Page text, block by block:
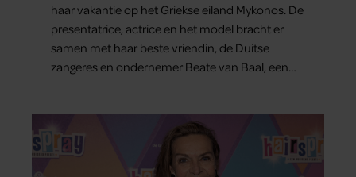
haar vakantie op het Griekse eiland Mykonos. De
presentatrice, actrice en het model bracht er
samen met haar beste vriendin, de Duitse
zangeres en ondernemer Beate van Baal, een
bestemming én vertelt ze hoe bijzonder de reis
voor haar is geweest.